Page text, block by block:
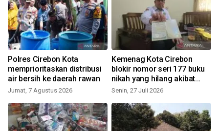
Polres Cirebon Kota
memprioritaskan distribusi
air bersih ke daerah rawan
Jumat, 7 Agustus 2026
Kemenag Kota Cirebon
blokir nomor seri 177 buku
nikah yang hilang akibat
pencurian
Senin, 27 Juli 2026